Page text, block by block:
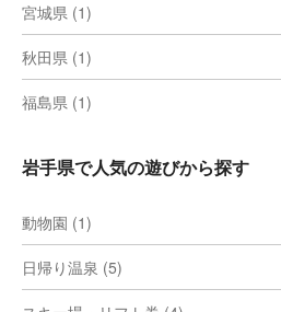
宮城県 (1)
秋田県 (1)
福島県 (1)
岩手県で人気の遊びから探す
動物園 (1)
日帰り温泉 (5)